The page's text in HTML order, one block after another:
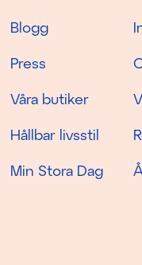
Blogg
Press
Våra butiker
Hållbar livsstil
Min Stora Dag